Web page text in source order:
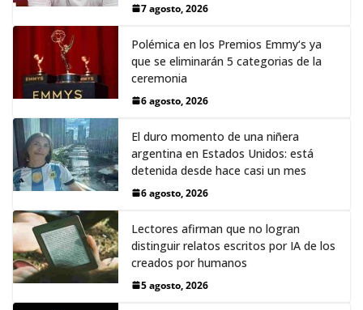
7 agosto, 2026
Polémica en los Premios Emmy‘s ya
que se eliminarán 5 categorias de la
ceremonia
6 agosto, 2026
El duro momento de una niñera
argentina en Estados Unidos: está
detenida desde hace casi un mes
6 agosto, 2026
Lectores afirman que no logran
distinguir relatos escritos por IA de los
creados por humanos
5 agosto, 2026